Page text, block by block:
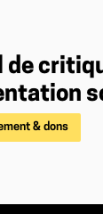
de
& dons